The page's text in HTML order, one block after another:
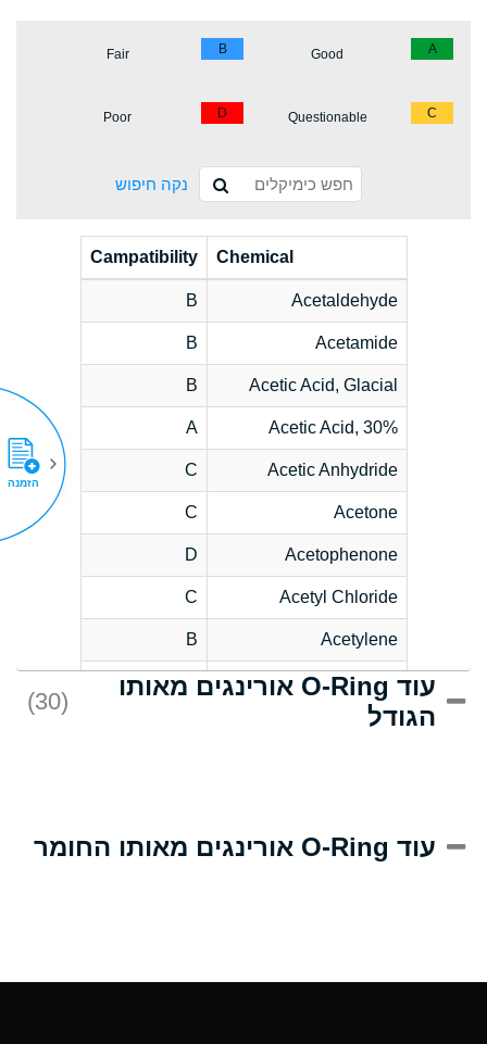
A
Good
B
Fair
C
Questionable
D
Poor
נקה חיפוש
Chemical
Campatibility
Acetaldehyde
B
Acetamide
B
Acetic Acid, Glacial
B
Acetic Acid, 30%
A
Acetic Anhydride
C
Acetone
C
Acetophenone
D
Acetyl Chloride
C
Acetylene
B
Acrlylonitrile
D
Adipic Acid
(Aqueous)
עוד O-Ring אורינגים מאותו
הגודל
(30)
עוד O-Ring אורינגים מאותו החומר
הזמנה